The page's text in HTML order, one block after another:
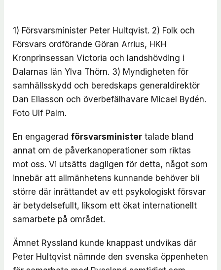
1) Försvarsminister Peter Hultqvist. 2) Folk och
Försvars ordförande Göran Arrius, HKH
Kronprinsessan Victoria och landshövding i
Dalarnas län Ylva Thörn. 3) Myndigheten för
samhällsskydd och beredskaps generaldirektör
Dan Eliasson och överbefälhavare Micael Bydén.
Foto Ulf Palm.
En engagerad försvarsministertalade bland
annat om de påverkanoperationer som riktas
mot oss. Vi utsätts dagligen för detta, något som
innebär att allmänhetens kunnande behöver bli
större där inrättandet av ett psykologiskt försvar
är betydelsefullt, liksom ett ökat internationellt
samarbete på området.
Ämnet Ryssland kunde knappast undvikas där
Peter Hultqvist nämnde den svenska öppenheten